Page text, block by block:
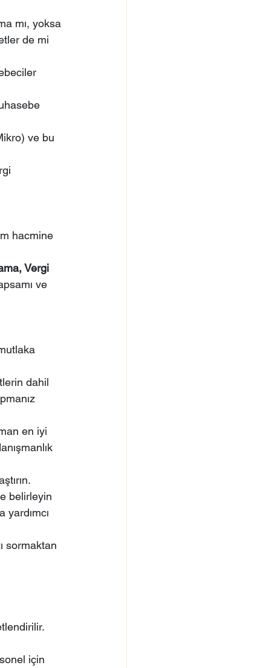
mı, yoksa
de mi
ve bu
hacmine
Vergi
ve
dahil
en iyi
belirleyin
sormaktan
için